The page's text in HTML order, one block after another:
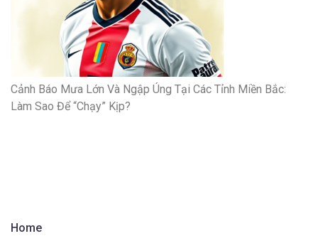
Cảnh Báo Mưa Lớn Và Ngập Úng Tại Các Tỉnh Miền Bắc:
Làm Sao Để “Chạy” Kịp?
Home